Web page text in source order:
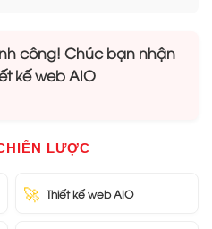
công! Chúc bạn nhận
kế web AIO
LƯỢC
🚀 Thiết kế web AIO